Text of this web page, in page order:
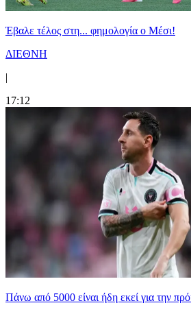
Έβαλε τέλος στη... φημολογία o Μέσι!
ΔΙΕΘΝΗ
|
17:12
Πάνω από 5000 είναι ήδη εκεί για την